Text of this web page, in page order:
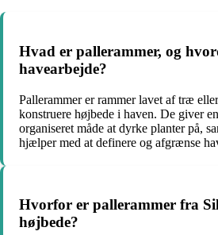
Hvad er pallerammer, og
havearbejde?
Pallerammer er rammer lavet af træ
konstruere højbede i haven. De giver
organiseret måde at dyrke planter på,
hjælper med at definere og afgrænse
Hvorfor er pallerammer fra
højbede?